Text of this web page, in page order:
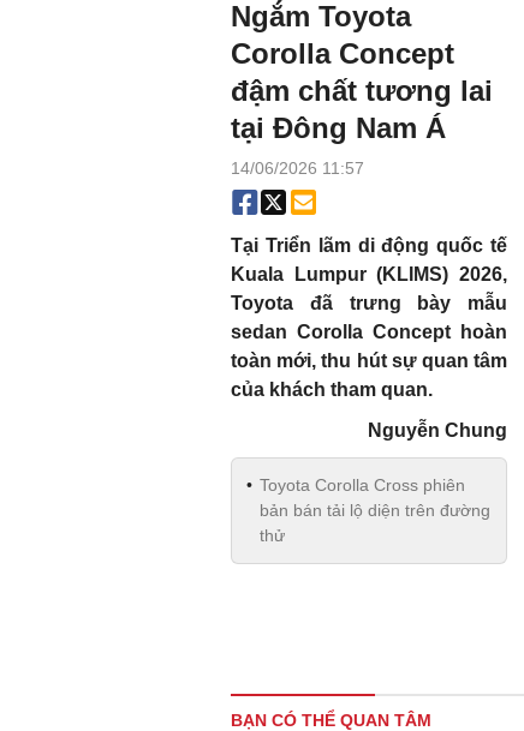
Ngắm Toyota
Corolla Concept
đậm chất tương lai
tại Đông Nam Á
14/06/2026 11:57
Tại Triển lãm di động quốc tế
Kuala Lumpur (KLIMS) 2026,
Toyota đã trưng bày mẫu
sedan Corolla Concept hoàn
toàn mới, thu hút sự quan tâm
của khách tham quan.
Nguyễn Chung
Toyota Corolla Cross phiên
bản bán tải lộ diện trên đường
thử
BẠN CÓ THỂ QUAN TÂM